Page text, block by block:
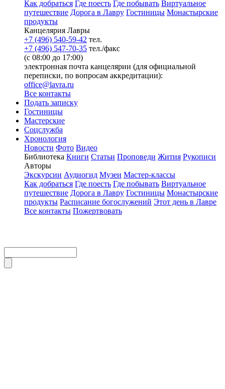
Как добраться Где поесть Где побывать Виртуальное
путешествие Дорога в Лавру Гостиницы Монастырские
продукты
Канцелярия Лавры
+7 (496) 540-59-42 тел.
+7 (496) 547-70-35 тел./факс
(с 08:00 до 17:00)
электронная почта канцелярии (для официальной
переписки, по вопросам аккредитации):
office@lavra.ru
Все контакты
Подать записку
Гостиницы
Мастерские
Соцслужба
Хронология
Новости Фото Видео
Библиотека Книги Статьи Проповеди Жития Рукописи
Авторы
Экскурсии Аудиогид Музеи Мастер-классы
Как добраться Где поесть Где побывать Виртуальное
путешествие Дорога в Лавру Гостиницы Монастырские
продукты Расписание богослужений Этот день в Лавре
Все контакты Пожертвовать